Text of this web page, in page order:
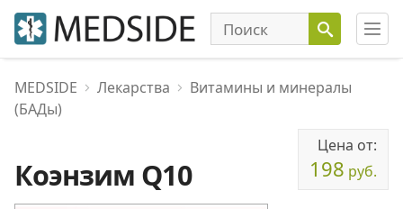
MEDSIDE Лекарства
Витамины и минералы
(БАДы)
Коэнзим Q10
Цена от:
198 руб.